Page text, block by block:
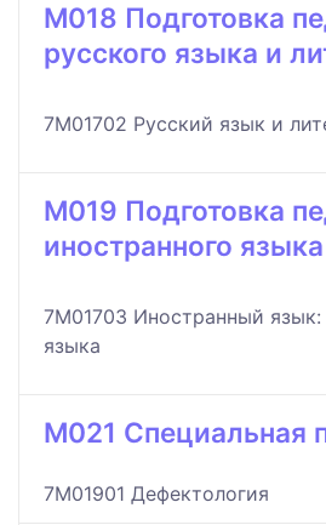
M018 Подготовка
русского языка и
7M01702 Русский язык и
M019 Подготовка
иностранного языка
7M01703 Иностранный
языка
M021 Специальная
7M01901 Дефектология